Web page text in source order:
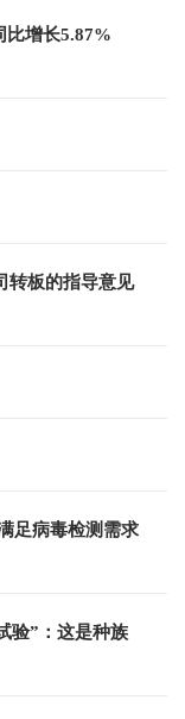
比增长5.87%
转板的指导意见
足病毒检测需求
验”：这是种族